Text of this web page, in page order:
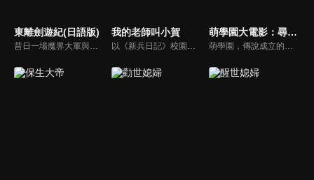
東離劍遊紀(日語版)
昔日一場魔界大軍與人界的戰爭「窮暮之戰」中，人類鍛造出諸多名喚「神誨魔械」的強力兵器。戰爭過後，這批為數眾多的神誨魔械被交由護印師一族長久看守，其中最強兵器「天刑劍」分劍刃、劍柄和劍鍔三部份，劍刃奉祀於鍛劍祠中，而劍柄和劍鍔分別由丹衡、丹翡這對兄妹守護。嗜於收藏寶劍的惡人蔑天骸企圖將天刑劍據為己有，丹衡被其所殺、而劍柄亦遭奪去。
我的老師叫小賀
以《新兵日記》校園版包裝模式推出的《我的老師叫小賀》，劇名中的「叫小賀」為台語發音，表示「有膽識、有Guts」之意。
萌學園大電影：尋找磐古
萌學園，傳說成立的時間是在地球誕生的年代，是一所由夸克族人組成的魔法學校，隱藏在地球大氣層外平行空間裡，並由萌騎士代代相傳，守護地球的和平。在一次任務中，意外引來黑色力量莫爾斯，威脅萌騎士交出磐古，召喚出萌學園的過去，否則將用魔法抽乾地球水資源，讓所有生命乾涸而死！「磐古」，究竟是什麼？為了拯救地球，萌騎士們踏上尋找磐古的旅程，竟發現磐古的神秘力量與自己的魔法有著密不可分的連結，然而要付出什麼代價才能阻止莫爾斯奪走磐古？